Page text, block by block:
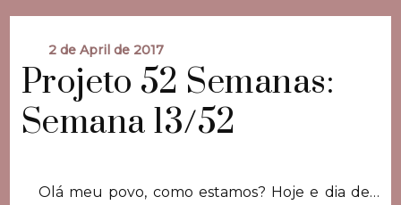
2 de April de 2017
Projeto 52 Semanas:
Semana 13/52
Olá meu povo, como estamos? Hoje e dia de…